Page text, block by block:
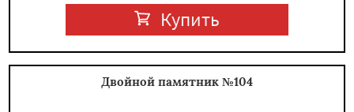
Купить
Двойной памятник №104